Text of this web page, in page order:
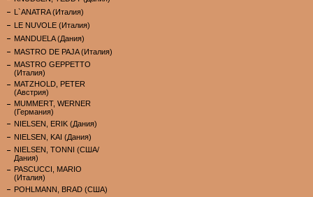
L`ANATRA (Италия)
LE NUVOLE (Италия)
MANDUELA (Дания)
MASTRO DE PAJA (Италия)
MASTRO GEPPETTO
(Италия)
MATZHOLD, PETER
(Австрия)
MUMMERT, WERNER
(Германия)
NIELSEN, ERIK (Дания)
NIELSEN, KAI (Дания)
NIELSEN, TONNI (США/
Дания)
PASCUCCI, MARIO
(Италия)
POHLMANN, BRAD (США)